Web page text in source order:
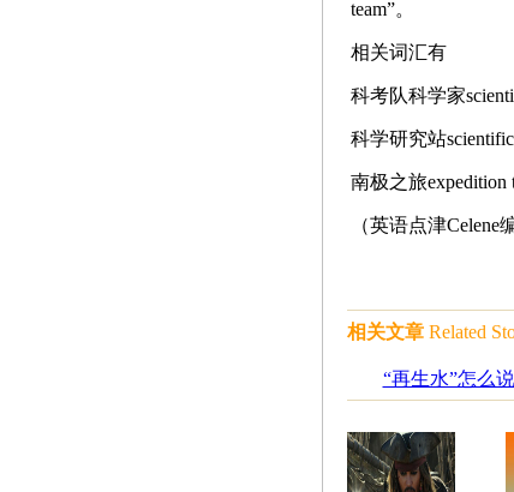
team”。
相关词汇有
科考队科学家
科学研究站scientific
南极之旅expedition
（英语点津Celene
相关文章 Related
“再生水”怎么